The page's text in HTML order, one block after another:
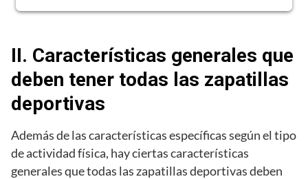
II. Características generales que
deben tener todas las zapatillas
deportivas
Además de las características específicas según el tipo
de actividad física, hay ciertas características
generales que todas las zapatillas deportivas deben